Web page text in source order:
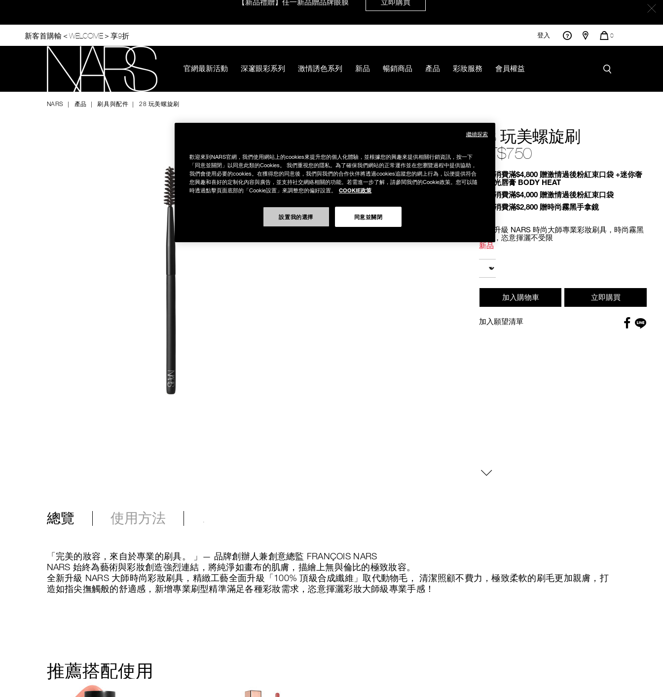
content
【8/3-8/10限定】明星底妝買1送1 立即購買
新客首購輸＜WELCOME＞享9折 登入
您
0
官網最新活動 深邃眼彩系列 激情誘色系列 新品 暢銷商品 產品 彩妝服務 會員權益
NARS 產品 刷具與配件 28 玩美螺旋刷
%E7%8E%A9%E7%BE%8E%E8%9E%BA%E6%97%8B%E5%88%B7/0194251005522.html
28 玩美螺旋刷
NT$750
Promotions
全館消費滿$4,800 贈激情過後粉紅束口袋 +迷你奢
慾緞光唇膏 BODY HEAT
全館消費滿$4,000 贈激情過後粉紅束口袋
全館消費滿$2,800 贈時尚霧黑手拿鏡
全新升級 NARS 時尚大師專業彩妝刷具，時尚霧黑
工藝，恣意揮灑不受限
新品
to
cart
options
Actions
數量
加入購物車 立即購買
加入願望清單
總覽 使用方法 .
「完美的妝容，來自於專業的刷具。 」— 品牌創辦人兼創意總監 FRANÇOIS NARS
NARS 始終為藝術與彩妝創造強烈連結，將純淨如畫布的肌膚，描繪上無與倫比的極致妝容。
全新升級 NARS 大師時尚彩妝刷具，精緻工藝全面升級「100% 頂級合成纖維」取代動物毛， 清潔照顧不費力，極致柔軟的刷毛更加親膚，打
造如指尖撫觸般的舒適感，新增專業刷型精準滿足各種彩妝需求，恣意揮灑彩妝大師級專業手感！
推薦搭配使用
歡迎來到NARS官網，我們使用網站上的cookies來提升您的個人化體驗，並根據您的興趣來提供相關行銷資訊，按一下
「同意並關閉」以同意此類的Cookies。 我們重視您的隱私。為了確保我們網站的正常運作並在您瀏覽過程中提供協助，
我們會使用必要的cookies。在獲得您的同意後，我們與我們的合作伙伴將透過cookies追蹤您的網上行為，以便提供符合
您興趣和喜好的定制化內容與廣告，並支持社交網絡相關的功能。若需進一步了解，請參閱我們的Cookie政策。您可以隨
時透過點擊頁面底部的「Cookie設置」來調整您的偏好設置。
COOKIE政策
設置我的選擇 同意並關閉
繼續探索